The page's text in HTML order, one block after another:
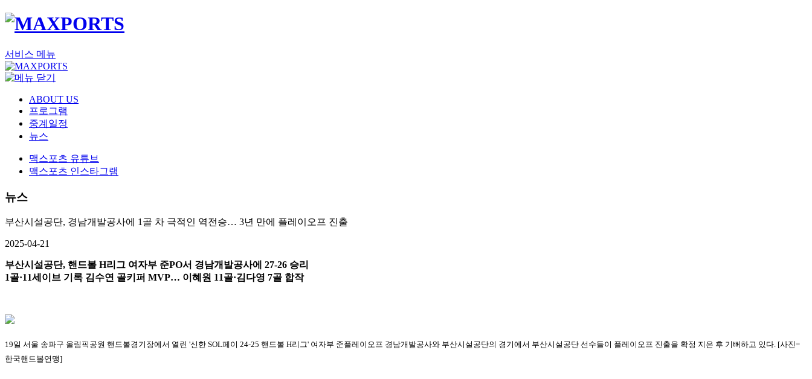
서비스 메뉴
ABOUT US
프로그램
중계일정
뉴스
맥스포츠 유튜브
맥스포츠 인스타그램
뉴스
부산시설공단, 경남개발공사에 1골 차 극적인 역전승… 3년 만에 플레이오프 진출
2025-04-21
부산시설공단, 핸드볼 H리그 여자부 준PO서 경남개발공사에 27-26 승리
1골·11세이브 기록 김수연 골키퍼 MVP… 이혜원 11골·김다영 7골 합작
19일 서울 송파구 올림픽공원 핸드볼경기장에서 열린 '신한 SOL페이 24-25 핸드볼 H리그' 여자부 준플레이오프 경남개발공사와 부산시설공단의 경기에서 부산시설공단 선수들이 플레이오프 진출을 확정 지은 후 기뻐하고 있다. [사진=
한국핸드볼연맹]